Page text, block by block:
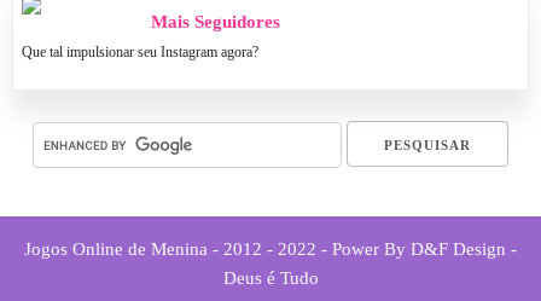
Mais Seguidores
Que tal impulsionar seu Instagram agora?
Jogos Online de Menina - 2012 - 2022 - Power By D&F Design -
Deus é Tudo